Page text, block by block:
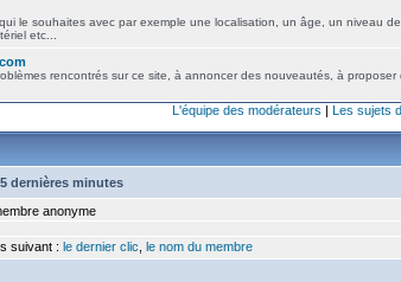
le souhaites avec par exemple une localisation, un âge, un niveau
etc...
rencontrés sur ce site, à annoncer des nouveautés, à proposer
L'équipe des modérateurs | Les sujets
dernières minutes
anonyme
suivant : le dernier clic le nom du membre